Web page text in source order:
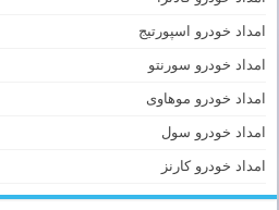
امداد خودرو اسپورتیج
امداد خودرو سورنتو
امداد خودرو موهاوی
امداد خودرو سول
امداد خودرو کارنز